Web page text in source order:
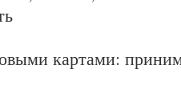
картами: